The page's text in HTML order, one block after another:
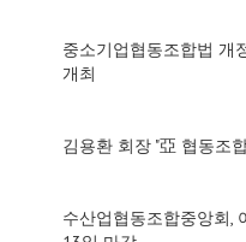
중소기업협동조합법 개
개최
김용환 회장 "亞 협동조
수산업협동조합중앙회,